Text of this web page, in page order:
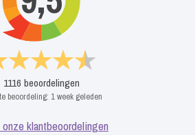
1116 beoordelingen
beoordeling: 1 week geleden
klantbeoordelingen